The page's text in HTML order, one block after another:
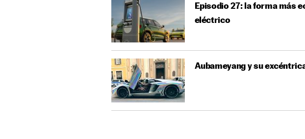
Episodio 27: la forma más
eléctrico
Aubameyang y su